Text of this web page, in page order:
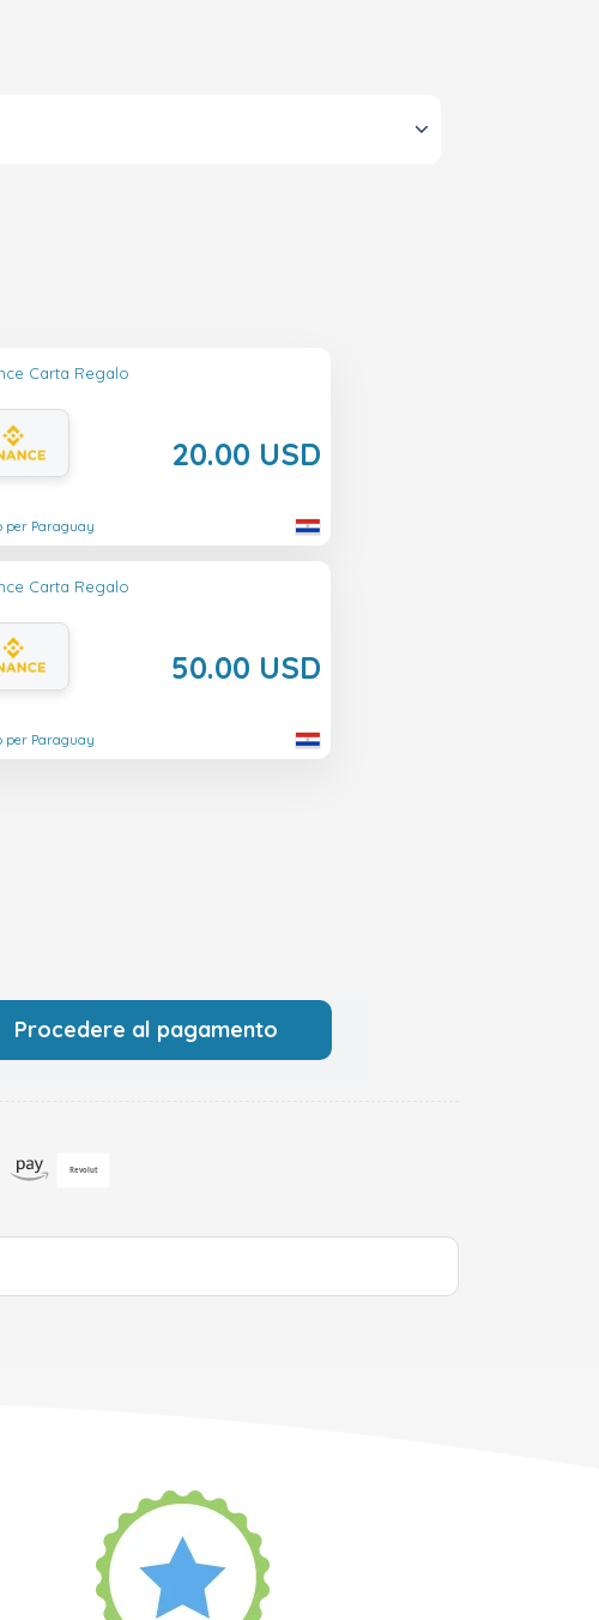
Carta Regalo
20.00 USD
per Paraguay
Carta Regalo
50.00 USD
per Paraguay
Procedere al pagamento